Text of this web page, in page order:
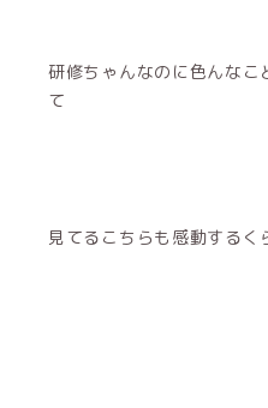
研修ちゃんなのに色んなこ
て
見てるこちらも感動するく